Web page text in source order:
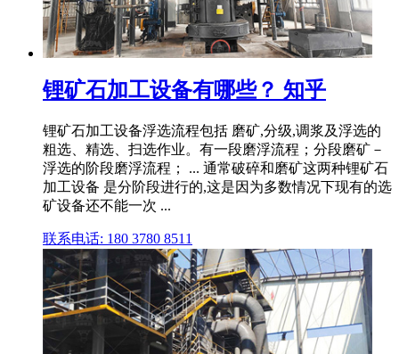
锂矿石加工设备有哪些？ 知乎
锂矿石加工设备浮选流程包括 磨矿,分级,调浆及浮选的
粗选、精选、扫选作业。有一段磨浮流程；分段磨矿－
浮选的阶段磨浮流程； ... 通常破碎和磨矿这两种锂矿石
加工设备 是分阶段进行的,这是因为多数情况下现有的选
矿设备还不能一次 ...
联系电话: 180 3780 8511